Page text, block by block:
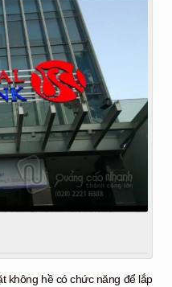
không hề có chức năng để lắp